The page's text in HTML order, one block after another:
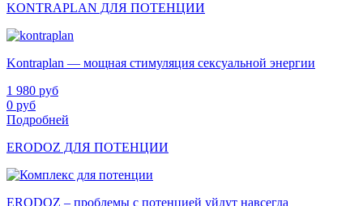
KONTRAPLAN ДЛЯ ПОТЕНЦИИ
Kontraplan — мощная стимуляция сексуальной энергии
1 980 руб
0 руб
Подробней
ERODOZ ДЛЯ ПОТЕНЦИИ
ERODOZ – проблемы с потенцией уйдут навсегда